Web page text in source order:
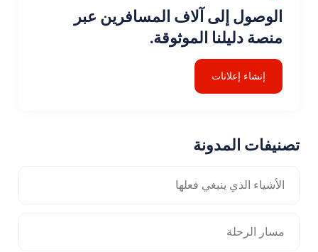
الوصول إلى آلاف المسافرين عبر
منصة دليلنا الموثوقة.
إنشاء إعلانات
تصنيفات المدونة
الأشياء الذي ينبغي فعلها
مسار الرحلة